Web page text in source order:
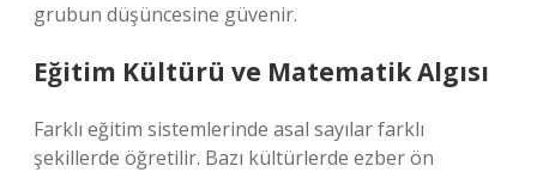
grubun düşüncesine güvenir.
Eğitim Kültürü ve Matematik Algısı
Farklı eğitim sistemlerinde asal sayılar farklı
şekillerde öğretilir. Bazı kültürlerde ezber ön